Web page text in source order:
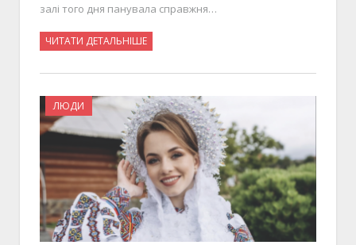
залі того дня панувала справжня…
ЧИТАТИ ДЕТАЛЬНІШЕ
ЛЮДИ